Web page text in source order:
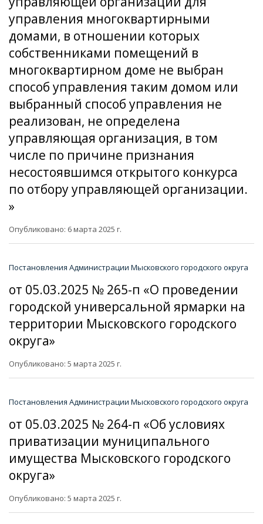
управления многоквартирными
домами, в отношении которых
собственниками помещений в
многоквартирном доме не выбран
способ управления таким домом или
выбранный способ управления не
реализован, не определена
управляющая организация, в том
числе по причине признания
несостоявшимся открытого конкурса
по отбору управляющей организации.
»
Опубликовано: 6 марта 2025 г.
Постановления Администрации Мысковского городского округа
от 05.03.2025 № 265-п «О проведении
городской универсальной ярмарки на
территории Мысковского городского
округа»
Опубликовано: 5 марта 2025 г.
Постановления Администрации Мысковского городского округа
от 05.03.2025 № 264-п «Об условиях
приватизации муниципального
имущества Мысковского городского
округа»
Опубликовано: 5 марта 2025 г.